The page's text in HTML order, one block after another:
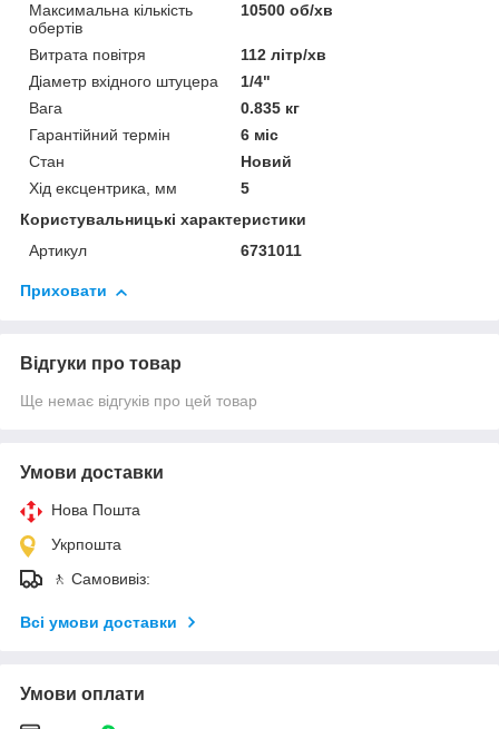
Максимальна кількість
обертів
10500 об/хв
Витрата повітря
112 літр/хв
Діаметр вхідного штуцера
1/4"
Вага
0.835 кг
Гарантійний термін
6 міс
Стан
Новий
Хід ексцентрика, мм
5
Користувальницькі характеристики
Артикул
6731011
Приховати
Відгуки про товар
Ще немає відгуків про цей товар
Умови доставки
Нова Пошта
Укрпошта
🚶 Самовивіз:
Всі умови доставки
Умови оплати